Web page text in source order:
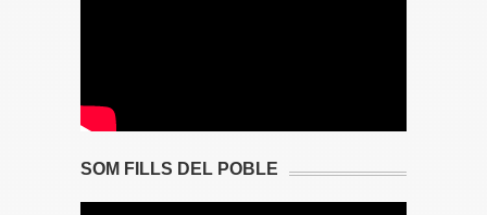
SOM FILLS DEL POBLE